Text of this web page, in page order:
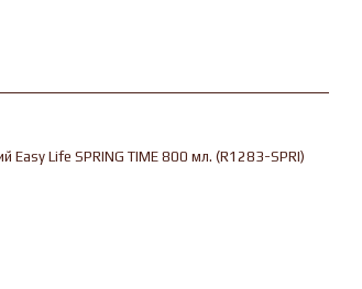
Easy Life SPRING TIME 800 мл. (R1283-SPRI)